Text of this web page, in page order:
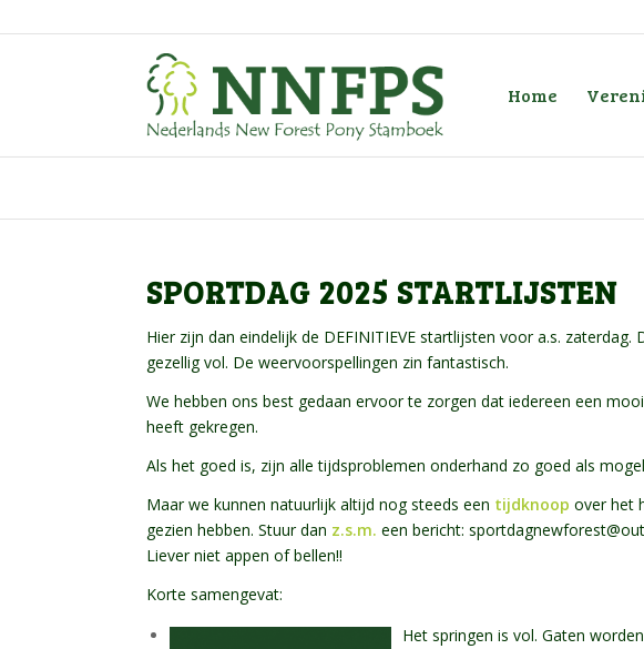
Home
SPORTDAG 2025 STARTLIJSTEN
Hier zijn dan eindelijk de DEFINITIEVE startlijsten voor a.s. zaterdag.
gezellig vol. De weervoorspellingen zin fantastisch.
We hebben ons best gedaan ervoor te zorgen dat iedereen een
heeft gekregen.
Als het goed is, zijn alle tijdsproblemen onderhand zo goed als
Maar we kunnen natuurlijk altijd nog steeds een tijdknoop over het
gezien hebben. Stuur dan z.s.m. een bericht:
Liever niet appen of bellen!!
Korte samengevat:
Het springen is vol. Gaten